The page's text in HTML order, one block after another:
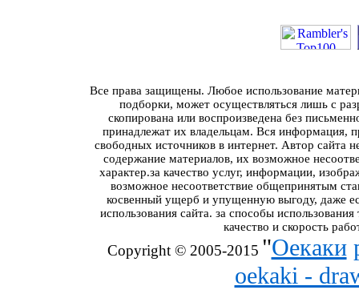
Все права защищены. Любое использование
подборки, может осуществляться лишь с
скопирована или воспроизведена без
принадлежат их владельцам. Вся информация,
свободных источников в интернет. Автор сайта
содержание материалов, их возможное
характер.за качество услуг, информации,
возможное несоответствие общепринятым
косвенный ущерб и упущенную выгоду, даже
использования сайта. за способы
качество и скорость
Copyright © 2005-2015 "Оекаки
oekaki -